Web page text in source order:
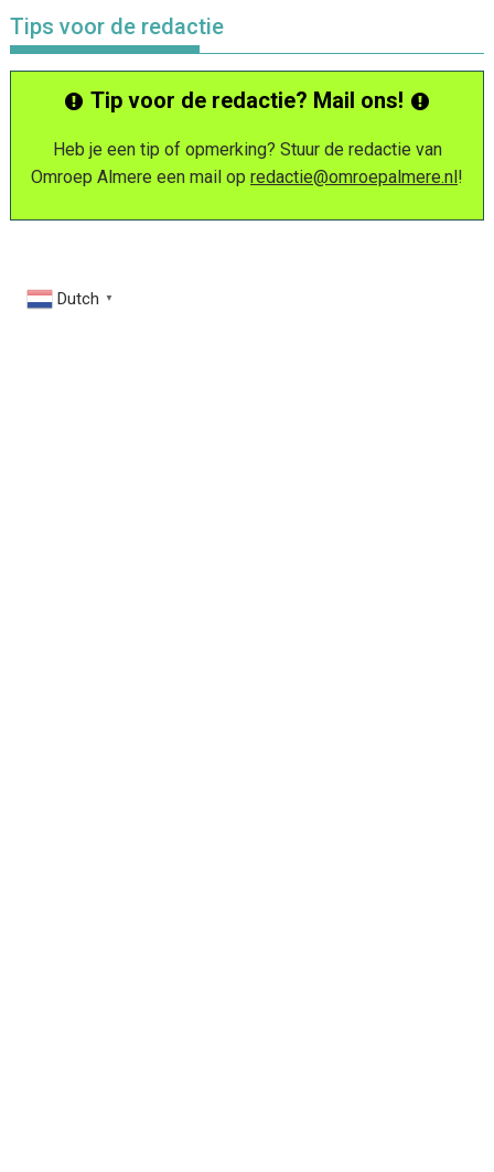
Tips voor de redactie
Tip voor de redactie? Mail ons!
Heb je een tip of opmerking? Stuur de redactie van
Omroep Almere een mail op redactie@omroepalmere.nl!
Dutch ▼